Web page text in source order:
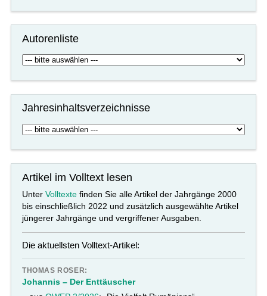
Autorenliste
Jahresinhaltsverzeichnisse
Artikel im Volltext lesen
UnterVolltexte finden Sie alle Artikel der Jahrgänge 2000
bis einschließlich 2022 und zusätzlich ausgewählte Artikel
jüngerer Jahrgänge und vergriffener Ausgaben.
Die aktuellsten Volltext-Artikel:
THOMAS ROSER:
Johannis – Der Enttäuscher